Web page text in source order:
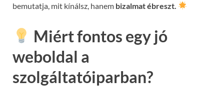
bemutatja, mit kínálsz, hanem bizalmat ébreszt.
Miért fontos egy jó
weboldal a
szolgáltatóiparban?